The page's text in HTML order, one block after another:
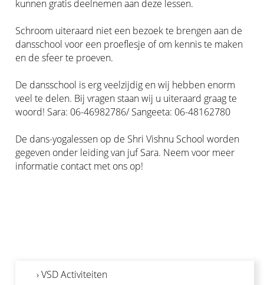
kunnen gratis deelnemen aan deze lessen.
Schroom uiteraard niet een bezoek te brengen aan de
dansschool voor een proeflesje of om kennis te maken
en de sfeer te proeven.
De dansschool is erg veelzijdig en wij hebben enorm
veel te delen. Bij vragen staan wij u uiteraard graag te
woord! Sara: 06-46982786/ Sangeeta: 06-48162780
De dans-yogalessen op de Shri Vishnu School worden
gegeven onder leiding van juf Sara. Neem voor meer
informatie contact met ons op!
› VSD Activiteiten